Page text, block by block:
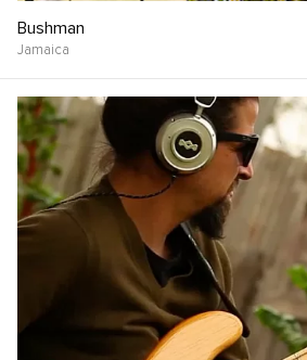
Bushman
Jamaica